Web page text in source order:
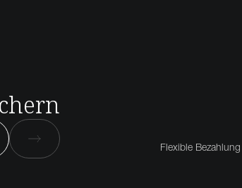
Flexible